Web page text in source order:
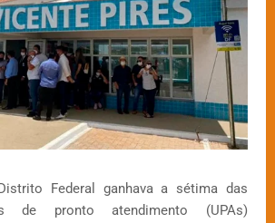
Federal ganhava a sétima das
de pronto atendimento (UPAs)